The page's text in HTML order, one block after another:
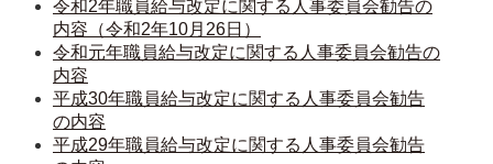
令和2年職員給与改定に関する人事委員会勧告の
内容（令和2年10月26日）
令和元年職員給与改定に関する人事委員会勧告の
内容
平成30年職員給与改定に関する人事委員会勧告
の内容
平成29年職員給与改定に関する人事委員会勧告